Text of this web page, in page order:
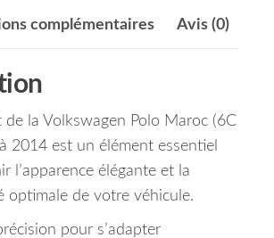
complémentaires Avis (0)
de la Volkswagen Polo Maroc (6C
2014 est un élément essentiel
l’apparence élégante et la
optimale de votre véhicule.
pour s’adapter